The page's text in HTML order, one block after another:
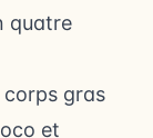
quatre
corps gras
et